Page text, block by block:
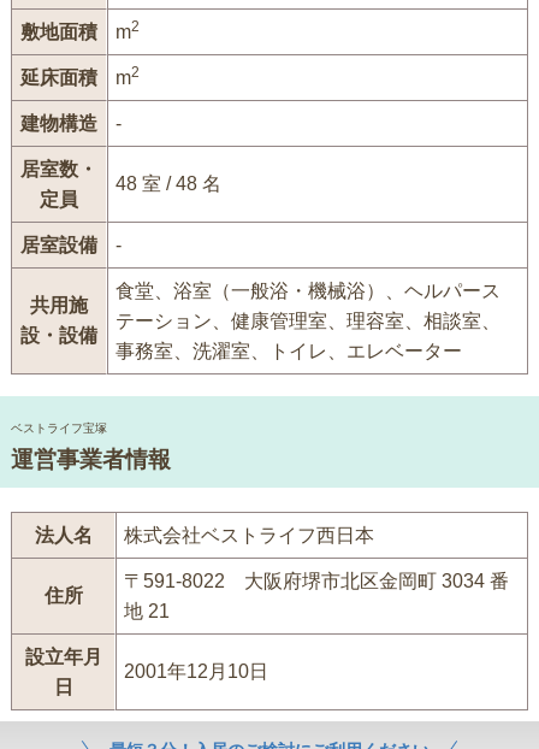
敷地面積 m2
延床面積 m2
建物構造 -
居室数・
定員
48 室 / 48 名
居室設備 -
共用施
設・設備
食堂、浴室（一般浴・機械浴）、ヘルパース
テーション、健康管理室、理容室、相談室、
事務室、洗濯室、トイレ、エレベーター
ベストライフ宝塚
運営事業者情報
法人名 株式会社ベストライフ西日本
住所
〒591-8022 大阪府堺市北区金岡町 3034 番
地 21
設立年月
日
2001年12月10日